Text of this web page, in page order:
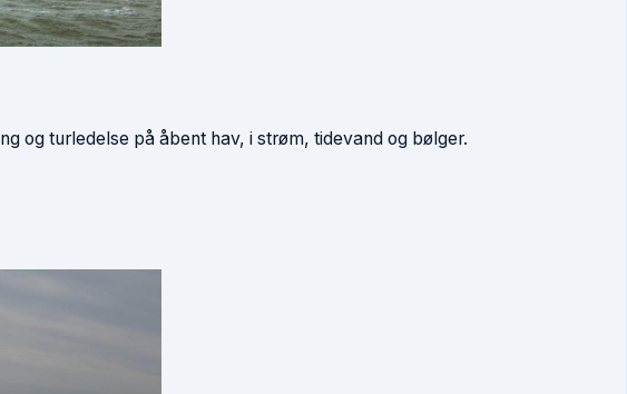
og turledelse på åbent hav, i strøm, tidevand og bølger.